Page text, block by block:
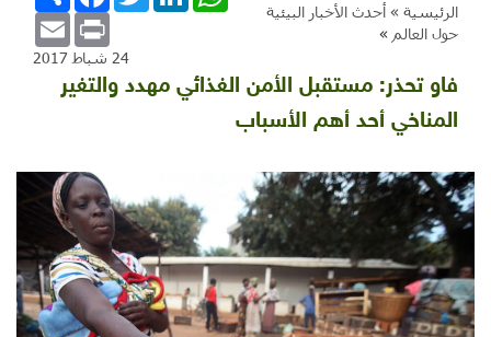
الرئيسية » أحدث الأخبار البيئية
حول العالم »
Email Print
24 شباط 2017
فاو تحذر: مستقبل الأمن الغذائي مهدد والتغير
المناخي أحد أهم الأسباب